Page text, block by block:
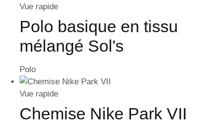
Vue rapide
Polo basique en tissu
mélangé Sol's
Polo
Vue rapide
Chemise Nike Park VII